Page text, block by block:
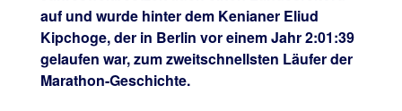
auf und wurde hinter dem Kenianer Eliud
Kipchoge, der in Berlin vor einem Jahr 2:01:39
gelaufen war, zum zweitschnellsten Läufer der
Marathon-Geschichte.